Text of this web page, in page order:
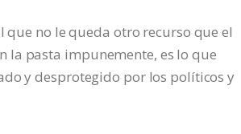
que no le queda otro recurso que el
la pasta impunemente, es lo que
y desprotegido por los políticos y